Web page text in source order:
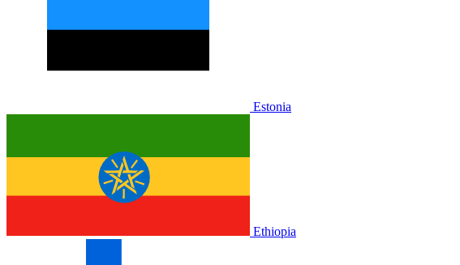
Estonia
Ethiopia